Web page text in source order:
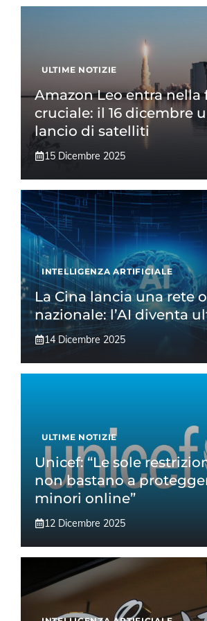
ULTIME NOTIZIE
Amazon Leo entra nella
cruciale: il 16 dicembre
lancio di satelliti
15 Dicembre 2025
INTELLIGENZA ARTIFICIALE
La Cina lancia una rete
nazionale: l’AI diventa
14 Dicembre 2025
ULTIME NOTIZIE
Unicef: “Le sole
non bastano a
minori online”
12 Dicembre 2025